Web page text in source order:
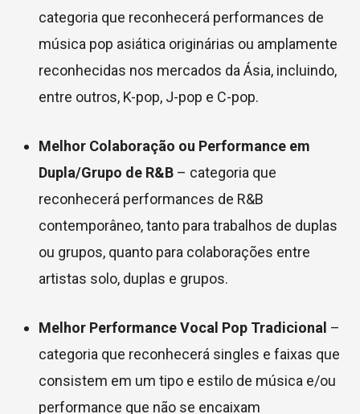
categoria que reconhecerá performances de
música pop asiática originárias ou amplamente
reconhecidas nos mercados da Ásia, incluindo,
entre outros, K-pop, J-pop e C-pop.
Melhor Colaboração ou Performance em
Dupla/Grupo de R&B – categoria que
reconhecerá performances de R&B
contemporâneo, tanto para trabalhos de duplas
ou grupos, quanto para colaborações entre
artistas solo, duplas e grupos.
Melhor Performance Vocal Pop Tradicional –
categoria que reconhecerá singles e faixas que
consistem em um tipo e estilo de música e/ou
performance que não se encaixam